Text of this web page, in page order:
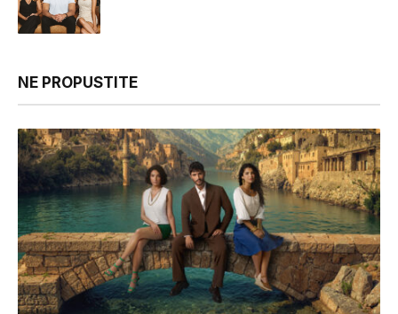
NE PROPUSTITE